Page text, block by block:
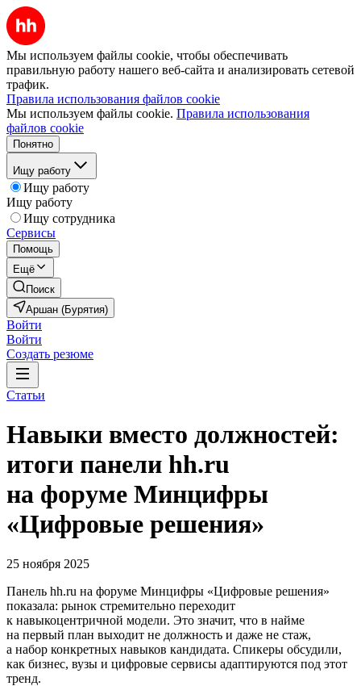
Мы используем файлы cookie, чтобы обеспечивать
правильную работу нашего веб-сайта и анализировать сетевой
трафик.
Правила использования файлов cookie
Мы используем файлы cookie. Правила использования
файлов cookie
Понятно
Ищу работу
Ищу работу
Ищу работу
Ищу сотрудника
Сервисы
Помощь
Ещё
Поиск
Аршан (Бурятия)
Войти
Войти
Создать резюме
Статьи
Навыки вместо должностей:
итоги панели hh.ru
на форуме Минцифры
«Цифровые решения»
25 ноября 2025
Панель hh.ru на форуме Минцифры «Цифровые решения»
показала: рынок стремительно переходит
к навыкоцентричной модели. Это значит, что в найме
на первый план выходит не должность и даже не стаж,
а набор конкретных навыков кандидата. Спикеры обсудили,
как бизнес, вузы и цифровые сервисы адаптируются под этот
тренд.